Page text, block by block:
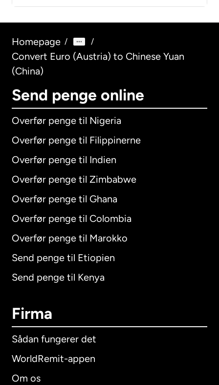
Homepage / /
Convert Euro (Austria) to Chinese Yuan
(China)
Send penge online
Overfør penge til Nigeria
Overfør penge til Filippinerne
Overfør penge til Indien
Overfør penge til Zimbabwe
Overfør penge til Ghana
Overfør penge til Colombia
Overfør penge til Marokko
Send penge til Etiopien
Send penge til Kenya
Firma
Sådan fungerer det
WorldRemit-appen
Om os